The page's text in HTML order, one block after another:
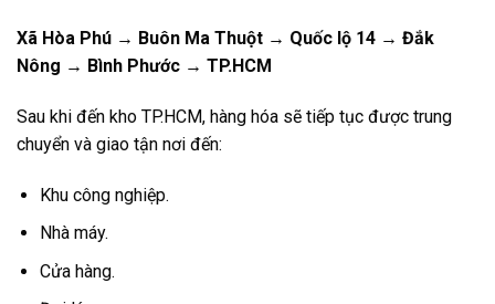
Xã Hòa Phú → Buôn Ma Thuột → Quốc lộ 14 → Đắk
Nông → Bình Phước → TP.HCM
Sau khi đến kho TP.HCM, hàng hóa sẽ tiếp tục được trung
chuyển và giao tận nơi đến:
Khu công nghiệp.
Nhà máy.
Cửa hàng.